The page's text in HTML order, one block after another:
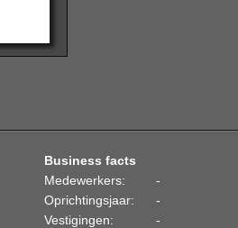
Business facts
Medewerkers:
-
Oprichtingsjaar:
-
Vestigingen:
-